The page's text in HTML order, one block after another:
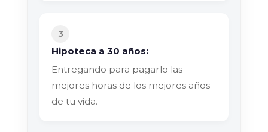
3
Hipoteca a 30 años:
Entregando para pagarlo las
mejores horas de los mejores años
de tu vida.